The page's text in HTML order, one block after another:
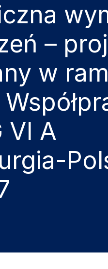
–
w
VI A